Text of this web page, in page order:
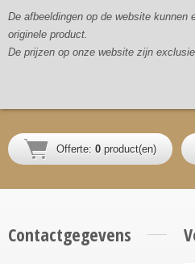
De afbeeldingen op de website kunnen
originele product.
De prijzen op onze website zijn
Offerte: 0 product(en)
Contactgegevens